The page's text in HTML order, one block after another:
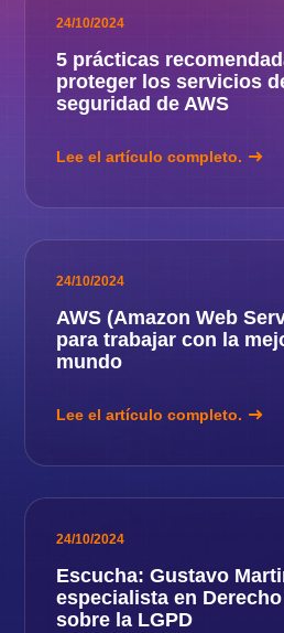
24/10/2024
5 prácticas
proteger los servicios
seguridad de AWS
Lee el artículo completo.
24/10/2024
AWS (Amazon Web
para trabajar con la
mundo
Lee el artículo completo.
24/10/2024
Escucha: Gustavo
especialista en
sobre la LGPD